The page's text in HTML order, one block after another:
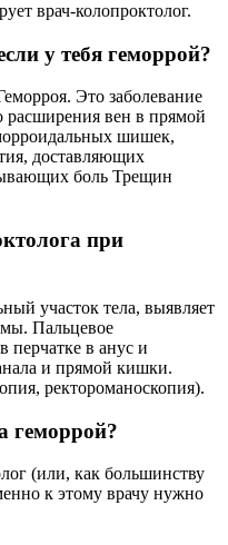
врач-колопроктолог.
у тебя геморрой?
Это заболевание
расширения вен в прямой
шишек,
доставляющих
боль Трещин
при
участок тела, выявляет
Пальцевое
перчатке в анус и
и прямой кишки.
ректороманоскопия).
геморрой?
(или, как большинству
к этому врачу нужно